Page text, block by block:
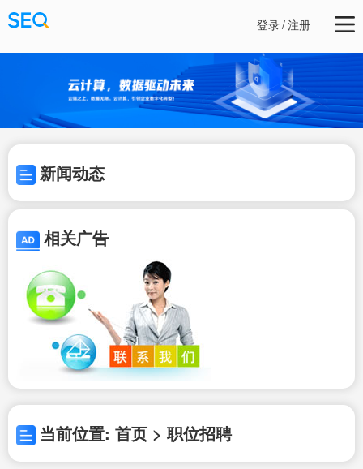
登录/注册
新闻动态
相关广告
当前位置: 首页 > 职位招聘